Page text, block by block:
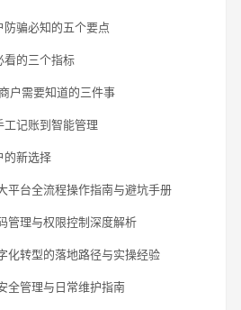
骗必知的五个要点
看的三个指标
户需要知道的三件事
记账到智能管理
的新选择
平台全流程操作指南与避坑手册
管理与权限控制深度解析
化转型的落地路径与实操经验
全管理与日常维护指南